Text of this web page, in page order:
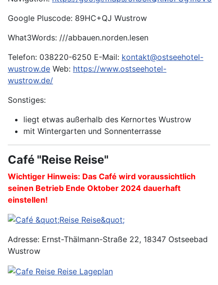
Google Pluscode: 89HC+QJ Wustrow
What3Words: ///abbauen.norden.lesen
Telefon: 038220-6250 E-Mail: kontakt@ostseehotel-
wustrow.de Web: https://www.ostseehotel-
wustrow.de/
Sonstiges:
liegt etwas außerhalb des Kernortes Wustrow
mit Wintergarten und Sonnenterrasse
Café "Reise Reise"
Wichtiger Hinweis: Das Café wird voraussichtlich
seinen Betrieb Ende Oktober 2024 dauerhaft
einstellen!
Adresse: Ernst-Thälmann-Straße 22, 18347 Ostseebad
Wustrow